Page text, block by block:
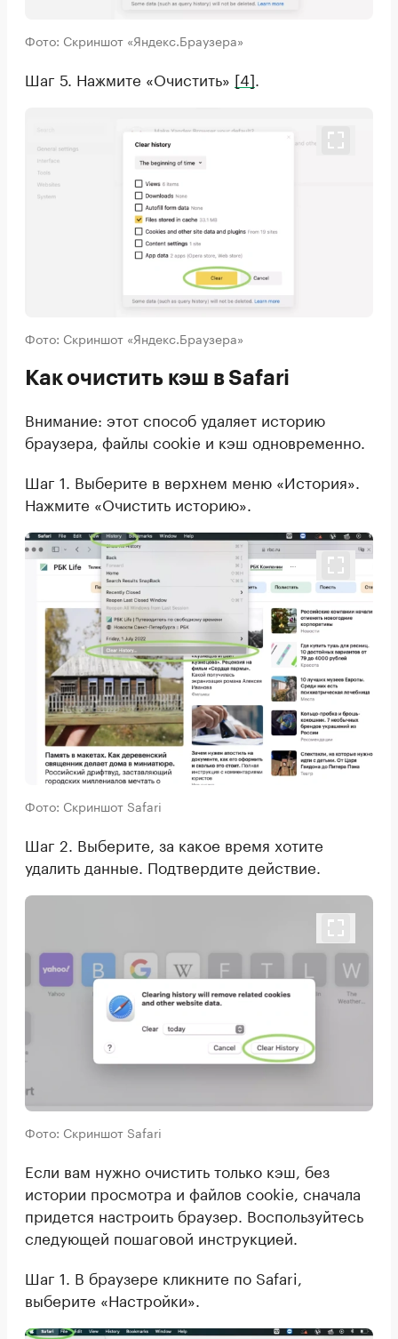
Фото: Скриншот «Яндекс.Браузера»
Шаг 5. Нажмите «Очистить» [4].
Фото: Скриншот «Яндекс.Браузера»
Как очистить кэш в Safari
Внимание: этот способ удаляет историю
браузера, файлы cookie и кэш одновременно.
Шаг 1. Выберите в верхнем меню «История».
Нажмите «Очистить историю».
Фото: Скриншот Safari
Шаг 2. Выберите, за какое время хотите
удалить данные. Подтвердите действие.
Фото: Скриншот Safari
Если вам нужно очистить только кэш, без
истории просмотра и файлов cookie, сначала
придется настроить браузер. Воспользуйтесь
следующей пошаговой инструкцией.
Шаг 1. В браузере кликните по Safari,
выберите «Настройки».